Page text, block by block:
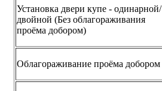
Установка двери купе - одинарной/
двойной (Без облагораживания
проёма добором)
Облагораживание проёма добором